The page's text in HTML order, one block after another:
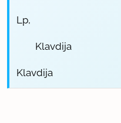
Lp,
Klavdija
Klavdija